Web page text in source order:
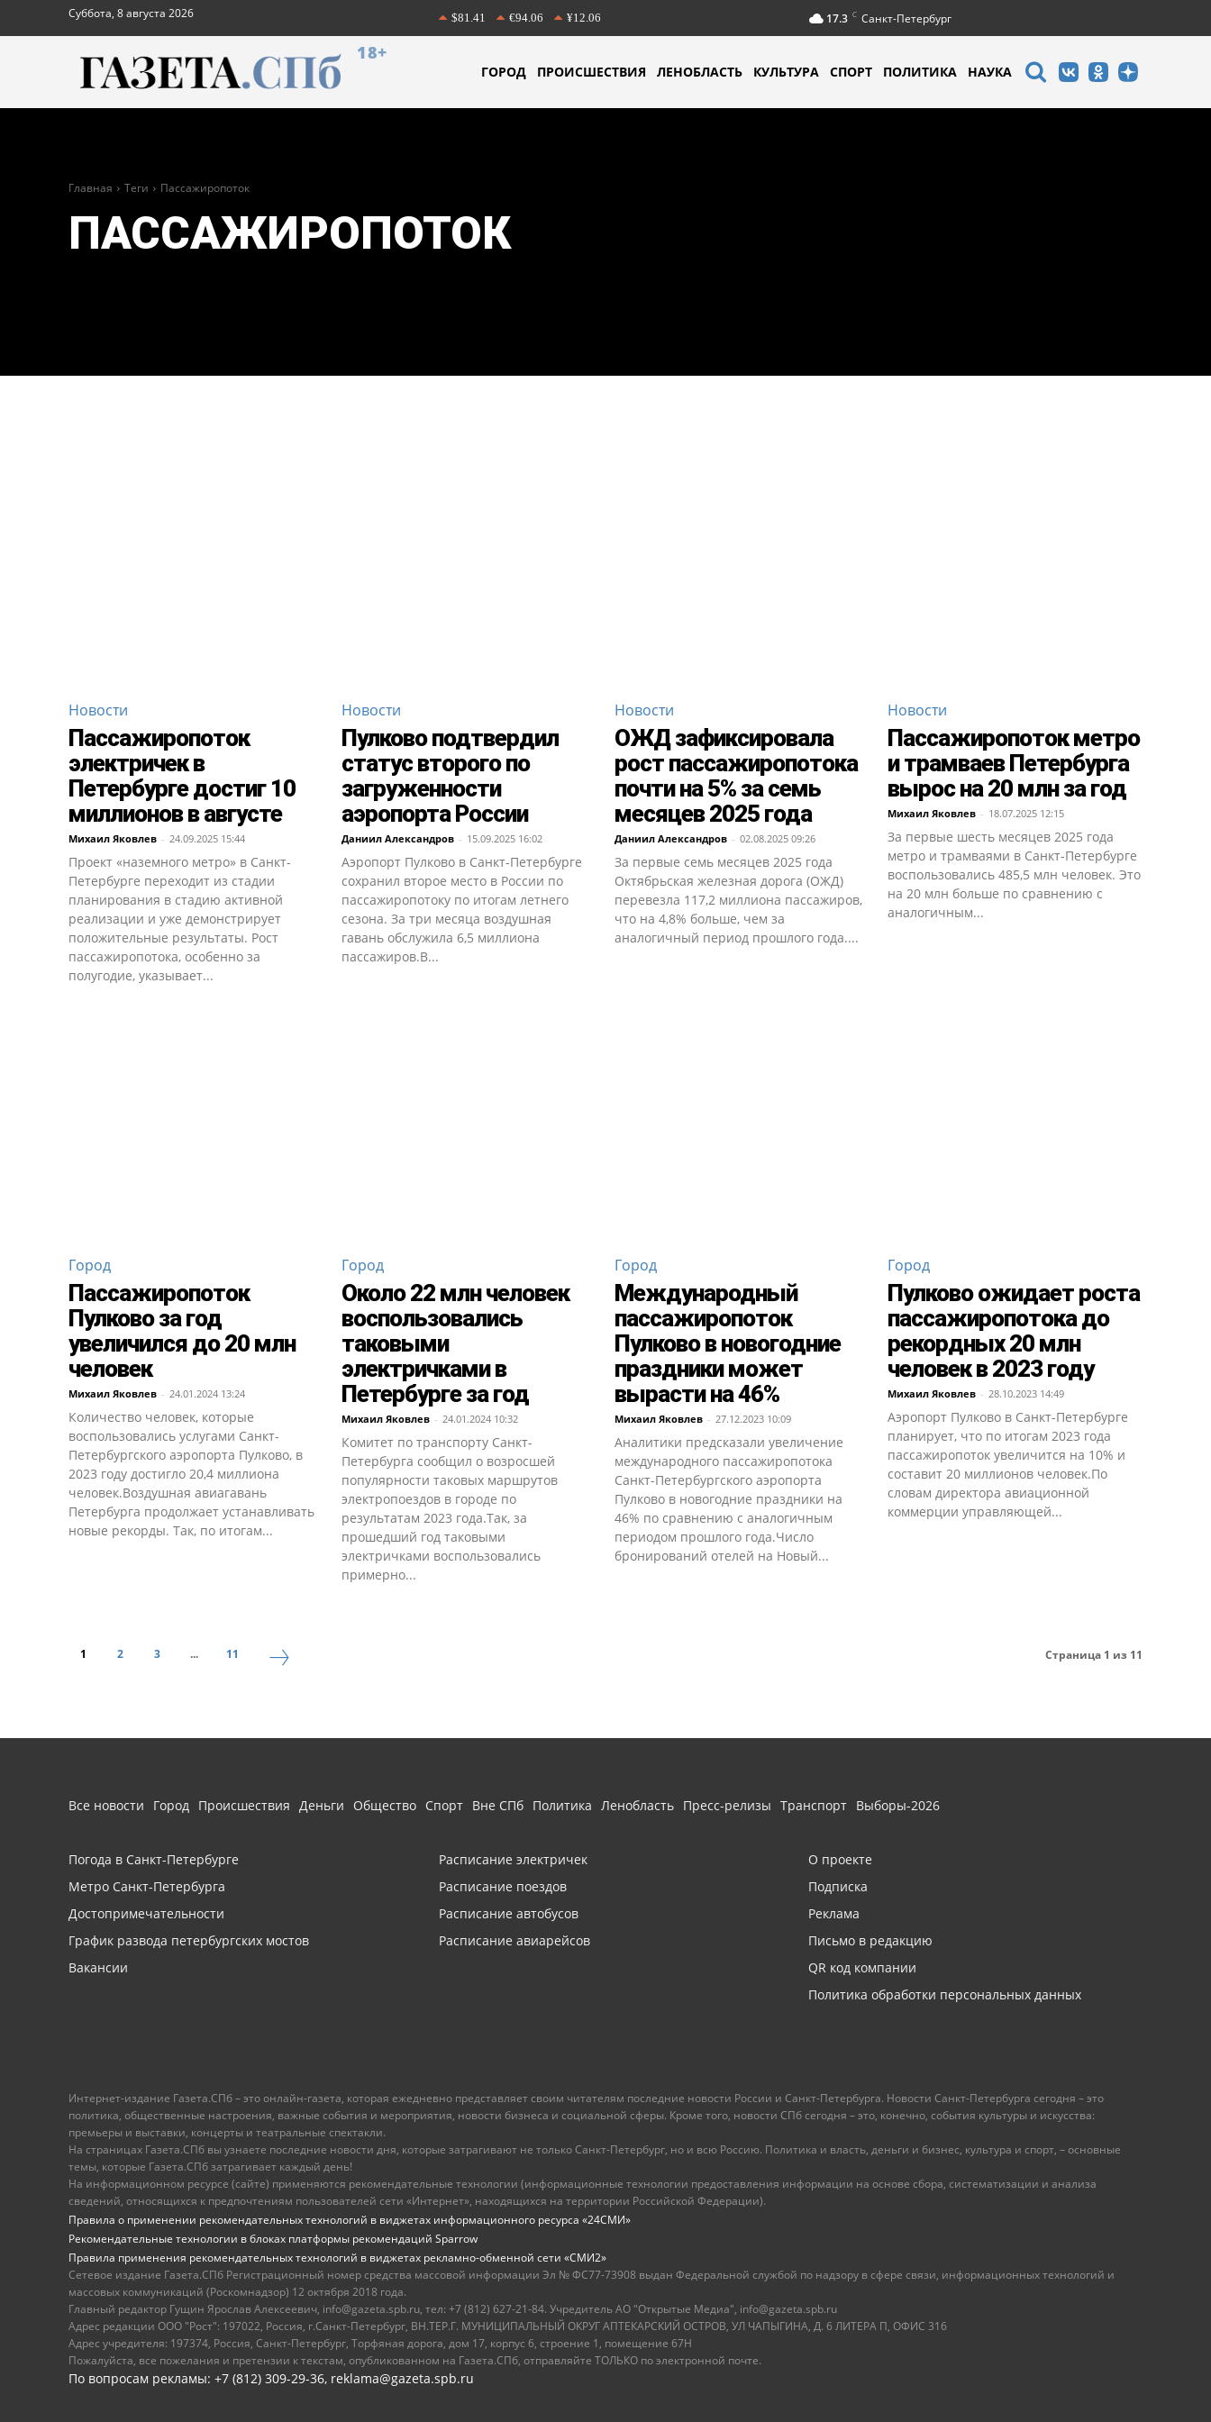
Суббота, 8 августа 2026 $81.41 €94.06 ¥12.06 17.3 C Санкт-Петербург
18+
ГОРОД ПРОИСШЕСТВИЯ ЛЕНОБЛАСТЬ КУЛЬТУРА СПОРТ ПОЛИТИКА НАУКА
Главная Теги Пассажиропоток
ПАССАЖИРОПОТОК
Новости
Пассажиропоток
электричек в
Петербурге достиг 10
миллионов в августе
Михаил Яковлев - 24.09.2025 15:44
Проект «наземного метро» в Санкт-
Петербурге переходит из стадии
планирования в стадию активной
реализации и уже демонстрирует
положительные результаты. Рост
пассажиропотока, особенно за
полугодие, указывает...
Новости
Пулково подтвердил
статус второго по
загруженности
аэропорта России
Даниил Александров - 15.09.2025 16:02
Аэропорт Пулково в Санкт-Петербурге
сохранил второе место в России по
пассажиропотоку по итогам летнего
сезона. За три месяца воздушная
гавань обслужила 6,5 миллиона
пассажиров.В...
Новости
ОЖД зафиксировала
рост пассажиропотока
почти на 5% за семь
месяцев 2025 года
Даниил Александров - 02.08.2025 09:26
За первые семь месяцев 2025 года
Октябрьская железная дорога (ОЖД)
перевезла 117,2 миллиона пассажиров,
что на 4,8% больше, чем за
аналогичный период прошлого года....
Новости
Пассажиропоток метро
и трамваев Петербурга
вырос на 20 млн за год
Михаил Яковлев - 18.07.2025 12:15
За первые шесть месяцев 2025 года
метро и трамваями в Санкт-Петербурге
воспользовались 485,5 млн человек. Это
на 20 млн больше по сравнению с
аналогичным...
Город
Пассажиропоток
Пулково за год
увеличился до 20 млн
человек
Михаил Яковлев - 24.01.2024 13:24
Количество человек, которые
воспользовались услугами Санкт-
Петербургского аэропорта Пулково, в
2023 году достигло 20,4 миллиона
человек.Воздушная авиагавань
Петербурга продолжает устанавливать
новые рекорды. Так, по итогам...
Город
Около 22 млн человек
воспользовались
таковыми
электричками в
Петербурге за год
Михаил Яковлев - 24.01.2024 10:32
Комитет по транспорту Санкт-
Петербурга сообщил о возросшей
популярности таковых маршрутов
электропоездов в городе по
результатам 2023 года.Так, за
прошедший год таковыми
электричками воспользовались
примерно...
Город
Международный
пассажиропоток
Пулково в новогодние
праздники может
вырасти на 46%
Михаил Яковлев - 27.12.2023 10:09
Аналитики предсказали увеличение
международного пассажиропотока
Санкт-Петербургского аэропорта
Пулково в новогодние праздники на
46% по сравнению с аналогичным
периодом прошлого года.Число
бронирований отелей на Новый...
Город
Пулково ожидает роста
пассажиропотока до
рекордных 20 млн
человек в 2023 году
Михаил Яковлев - 28.10.2023 14:49
Аэропорт Пулково в Санкт-Петербурге
планирует, что по итогам 2023 года
пассажиропоток увеличится на 10% и
составит 20 миллионов человек.По
словам директора авиационной
коммерции управляющей...
1 2 3 ... 11 Страница 1 из 11
Все новости Город Происшествия Деньги Общество Спорт Вне СПб Политика Ленобласть Пресс-релизы Транспорт Выборы-2026
Погода в Санкт-Петербурге
Метро Санкт-Петербурга
Достопримечательности
График развода петербургских мостов
Вакансии
Расписание электричек
Расписание поездов
Расписание автобусов
Расписание авиарейсов
О проекте
Подписка
Реклама
Письмо в редакцию
QR код компании
Политика обработки персональных данных
Интернет-издание Газета.СПб – это онлайн-газета, которая ежедневно представляет своим читателям последние новости России и Санкт-Петербурга. Новости Санкт-Петербурга сегодня – это
политика, общественные настроения, важные события и мероприятия, новости бизнеса и социальной сферы. Кроме того, новости СПб сегодня – это, конечно, события культуры и искусства:
премьеры и выставки, концерты и театральные спектакли.
На страницах Газета.СПб вы узнаете последние новости дня, которые затрагивают не только Санкт-Петербург, но и всю Россию. Политика и власть, деньги и бизнес, культура и спорт, – основные
темы, которые Газета.СПб затрагивает каждый день!
На информационном ресурсе (сайте) применяются рекомендательные технологии (информационные технологии предоставления информации на основе сбора, систематизации и анализа
сведений, относящихся к предпочтениям пользователей сети «Интернет», находящихся на территории Российской Федерации).
Правила о применении рекомендательных технологий в виджетах информационного ресурса «24СМИ»
Рекомендательные технологии в блоках платформы рекомендаций Sparrow
Правила применения рекомендательных технологий в виджетах рекламно-обменной сети «СМИ2»
Сетевое издание Газета.СПб Регистрационный номер средства массовой информации Эл № ФС77-73908 выдан Федеральной службой по надзору в сфере связи, информационных технологий и
массовых коммуникаций (Роскомнадзор) 12 октября 2018 года.
Главный редактор Гущин Ярослав Алексеевич, info@gazeta.spb.ru, тел: +7 (812) 627-21-84. Учредитель АО "Открытые Медиа", info@gazeta.spb.ru
Адрес редакции ООО "Рост": 197022, Россия, г.Санкт-Петербург, ВН.ТЕР.Г. МУНИЦИПАЛЬНЫЙ ОКРУГ АПТЕКАРСКИЙ ОСТРОВ, УЛ ЧАПЫГИНА, Д. 6 ЛИТЕРА П, ОФИС 316
Адрес учредителя: 197374, Россия, Санкт-Петербург, Торфяная дорога, дом 17, корпус 6, строение 1, помещение 67Н
Пожалуйста, все пожелания и претензии к текстам, опубликованном на Газета.СПб, отправляйте ТОЛЬКО по электронной почте.
По вопросам рекламы: +7 (812) 309-29-36, reklama@gazeta.spb.ru